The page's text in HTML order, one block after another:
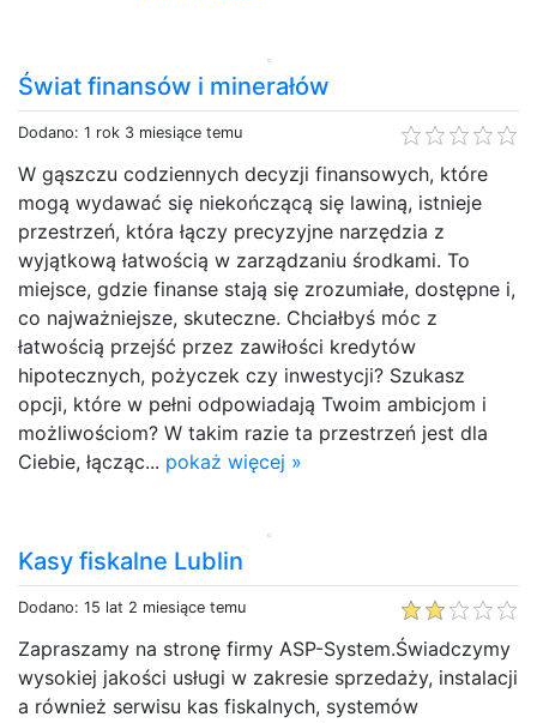
Świat finansów i minerałów
Dodano: 1 rok 3 miesiące temu
W gąszczu codziennych decyzji finansowych, które
mogą wydawać się niekończącą się lawiną, istnieje
przestrzeń, która łączy precyzyjne narzędzia z
wyjątkową łatwością w zarządzaniu środkami. To
miejsce, gdzie finanse stają się zrozumiałe, dostępne i,
co najważniejsze, skuteczne. Chciałbyś móc z
łatwością przejść przez zawiłości kredytów
hipotecznych, pożyczek czy inwestycji? Szukasz
opcji, które w pełni odpowiadają Twoim ambicjom i
możliwościom? W takim razie ta przestrzeń jest dla
Ciebie, łącząc... pokaż więcej »
Kasy fiskalne Lublin
Dodano: 15 lat 2 miesiące temu
Zapraszamy na stronę firmy ASP-System.Świadczymy
wysokiej jakości usługi w zakresie sprzedaży, instalacji
a również serwisu kas fiskalnych, systemów